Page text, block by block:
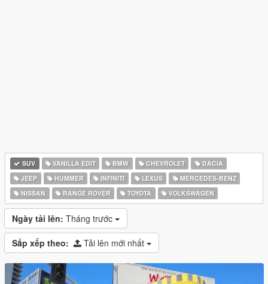
SUV VANILLA EDIT BMW CHEVROLET
DACIA
JEEP
HUMMER INFINITI LEXUS
MERCEDES-BENZ
NISSAN
RANGE ROVER TOYOTA VOLKSWAGEN
Ngày tải lên: Tháng trước
Sắp xếp theo: Tải lên mới nhất